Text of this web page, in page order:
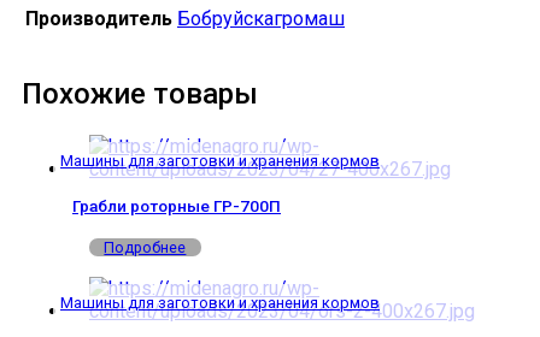
Производитель Бобруйскагромаш
Похожие товары
Машины для заготовки и хранения кормов
Грабли роторные ГР-700П
Подробнее
Машины для заготовки и хранения кормов